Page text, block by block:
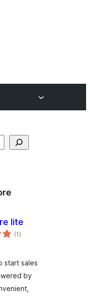
lite
(1укупних
оцена
)
start sales
by